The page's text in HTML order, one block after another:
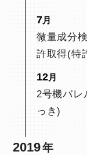
7
微量成分
許取得(特
12
2号機バレ
っき)
2019